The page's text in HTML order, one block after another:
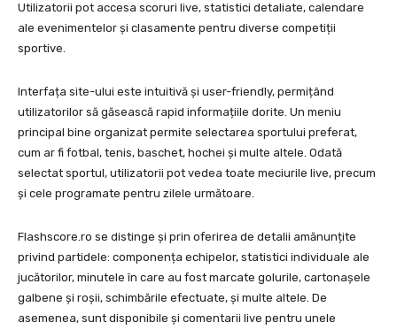
Utilizatorii pot accesa scoruri live, statistici detaliate, calendare
ale evenimentelor și clasamente pentru diverse competiții
sportive.
Interfața site-ului este intuitivă și user-friendly, permițând
utilizatorilor să găsească rapid informațiile dorite. Un meniu
principal bine organizat permite selectarea sportului preferat,
cum ar fi fotbal, tenis, baschet, hochei și multe altele. Odată
selectat sportul, utilizatorii pot vedea toate meciurile live, precum
și cele programate pentru zilele următoare.
Flashscore.ro se distinge și prin oferirea de detalii amănunțite
privind partidele: componența echipelor, statistici individuale ale
jucătorilor, minutele în care au fost marcate golurile, cartonașele
galbene și roșii, schimbările efectuate, și multe altele. De
asemenea, sunt disponibile și comentarii live pentru unele